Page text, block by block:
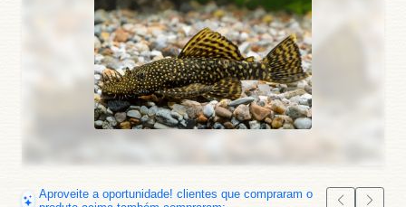
Aproveite a oportunidade! clientes que compraram o